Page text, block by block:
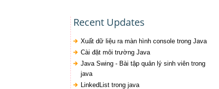
Recent Updates
Xuất dữ liệu ra màn hình console trong Java
Cài đặt môi trường Java
Java Swing - Bài tập quản lý sinh viên trong
java
LinkedList trong java